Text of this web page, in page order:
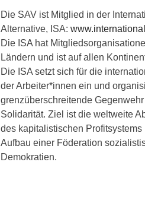
Die SAV ist Mitglied in der
Alternative, ISA:
Die ISA hat
Ländern und ist auf allen
Die ISA setzt sich für die
der Arbeiter*innen ein und
grenzüberschreitende Gegenwehr
Solidarität. Ziel ist die weltweite
des kapitalistischen Profitsystems
Aufbau einer Föderation
Demokratien.